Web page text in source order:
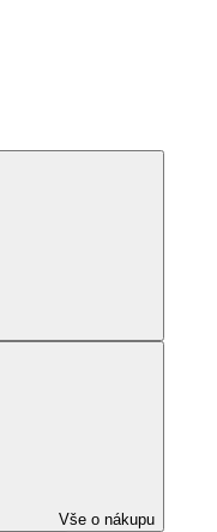
Vše o nákupu